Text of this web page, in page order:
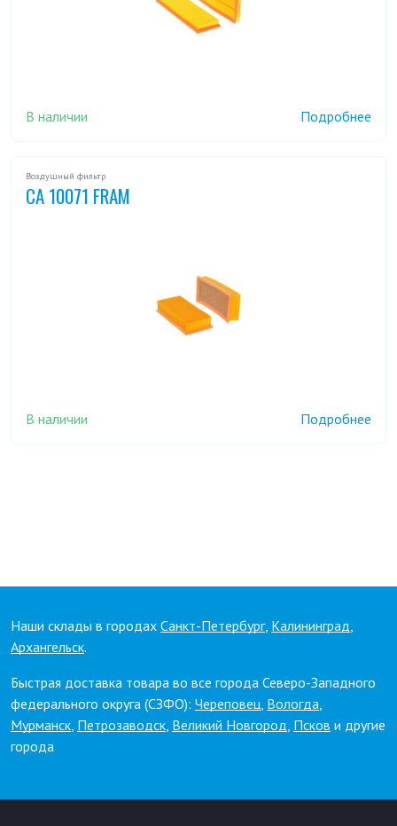
В наличии Подробнее
Воздушный фильтр
CA 10071 FRAM
В наличии Подробнее
Наши склады в городах Санкт-Петербург, Калининград,
Архангельск.
Быстрая доставка товара во все города Северо-Западного
федерального округа (СЗФО): Череповец, Вологда,
Мурманск, Петрозаводск, Великий Новгород, Псков и другие
города